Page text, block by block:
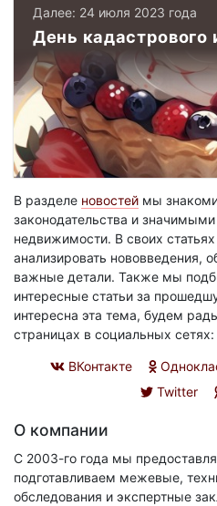
Далее: 24 июля 2023 года
День кадастрового
В разделе новостей мы
законодательства и
недвижимости. В своих
анализировать нововведения,
важные детали. Также мы
интересные статьи за
интересна эта тема, будем
страницах в социальных сетях:
ВКонтакте
Twitter
О компании
С 2003-го года мы
подготавливаем межевые,
обследования и экспертные